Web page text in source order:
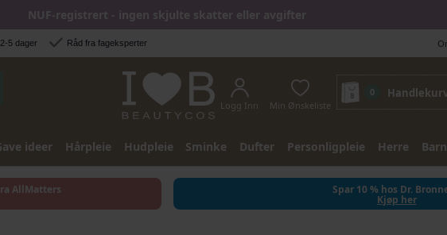
NUF-registrert - ingen skjulte skatter eller avgifter
5 dager Råd fra fageksperter
Logg Inn Min Ønskeliste
0
ideer Hårpleie Hudpleie Sminke Dufter Personligpleie Herre Barn
AllMatters Spar 10 % hos Dr.
Kjøp her